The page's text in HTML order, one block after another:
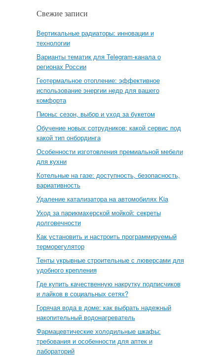
Свежие записи
Вертикальные радиаторы: инновации и
технологии
Варианты тематик для Telegram-канала о
регионах России
Геотермальное отопление: эффективное
использование энергии недр для вашего
комфорта
Пионы: сезон, выбор и уход за букетом
Обучение новых сотрудников: какой сервис под
какой тип онбординга
Особенности изготовления премиальной мебели
для кухни
Котельные на газе: доступность, безопасность,
вариативность
Удаление катализатора на автомобилях Kia
Уход за парикмахерской мойкой: секреты
долговечности
Как установить и настроить программируемый
терморегулятор
Тенты укрывные строительные с люверсами для
удобного крепления
Где купить качественную накрутку подписчиков
и лайков в социальных сетях?
Горячая вода в доме: как выбрать надежный
накопительный водонагреватель
Фармацевтические холодильные шкафы:
требования и особенности для аптек и
лабораторий